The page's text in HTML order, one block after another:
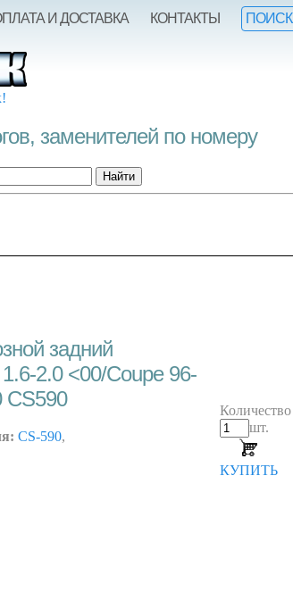
И ДОСТАВКА КОНТАКТЫ ПОИСК
заменителей по номеру
задний
2.0 <00/Coupe 96-
CS590
CS-590,
Количество
шт.
КУПИТЬ